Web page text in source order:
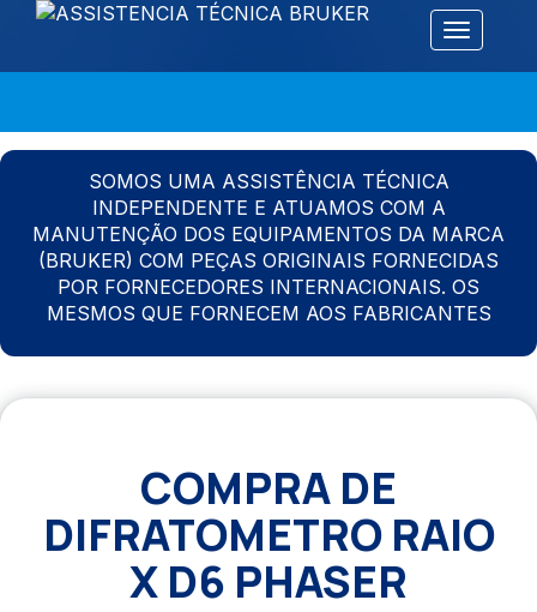
Alternar
SOMOS UMA ASSISTÊNCIA TÉCNICA
INDEPENDENTE E ATUAMOS COM A
MANUTENÇÃO DOS EQUIPAMENTOS DA MARCA
(BRUKER) COM PEÇAS ORIGINAIS FORNECIDAS
POR FORNECEDORES INTERNACIONAIS. OS
MESMOS QUE FORNECEM AOS FABRICANTES
COMPRA DE
DIFRATOMETRO RAIO
X D6 PHASER